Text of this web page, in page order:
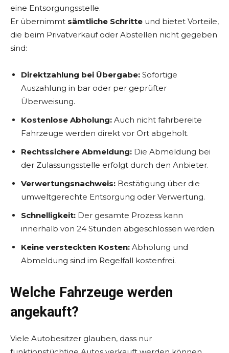
eine Entsorgungsstelle.
Er übernimmt sämtliche Schritte und bietet Vorteile,
die beim Privatverkauf oder Abstellen nicht gegeben
sind:
Direktzahlung bei Übergabe: Sofortige
Auszahlung in bar oder per geprüfter
Überweisung.
Kostenlose Abholung: Auch nicht fahrbereite
Fahrzeuge werden direkt vor Ort abgeholt.
Rechtssichere Abmeldung: Die Abmeldung bei
der Zulassungsstelle erfolgt durch den Anbieter.
Verwertungsnachweis: Bestätigung über die
umweltgerechte Entsorgung oder Verwertung.
Schnelligkeit: Der gesamte Prozess kann
innerhalb von 24 Stunden abgeschlossen werden.
Keine versteckten Kosten: Abholung und
Abmeldung sind im Regelfall kostenfrei.
Welche Fahrzeuge werden
angekauft?
Viele Autobesitzer glauben, dass nur